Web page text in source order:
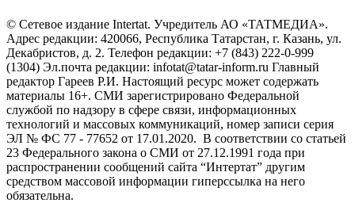
© Сетевое издание Intertat. Учредитель АО «ТАТМЕДИА».
Адрес редакции: 420066, Республика Татарстан, г. Казань, ул.
Декабристов, д. 2. Телефон редакции: +7 (843) 222-0-999
(1304) Эл.почта редакции: infotat@tatar-inform.ru Главный
редактор Гареев Р.И. Настоящий ресурс может содержать
материалы 16+. СМИ зарегистрировано Федеральной
службой по надзору в сфере связи, информационных
технологий и массовых коммуникаций, номер записи серия
ЭЛ № ФС 77 - 77652 от 17.01.2020. В соответствии со статьей
23 Федерального закона о СМИ от 27.12.1991 года при
распространении сообщений сайта “Интертат” другим
средством массовой информации гиперссылка на него
обязательна.